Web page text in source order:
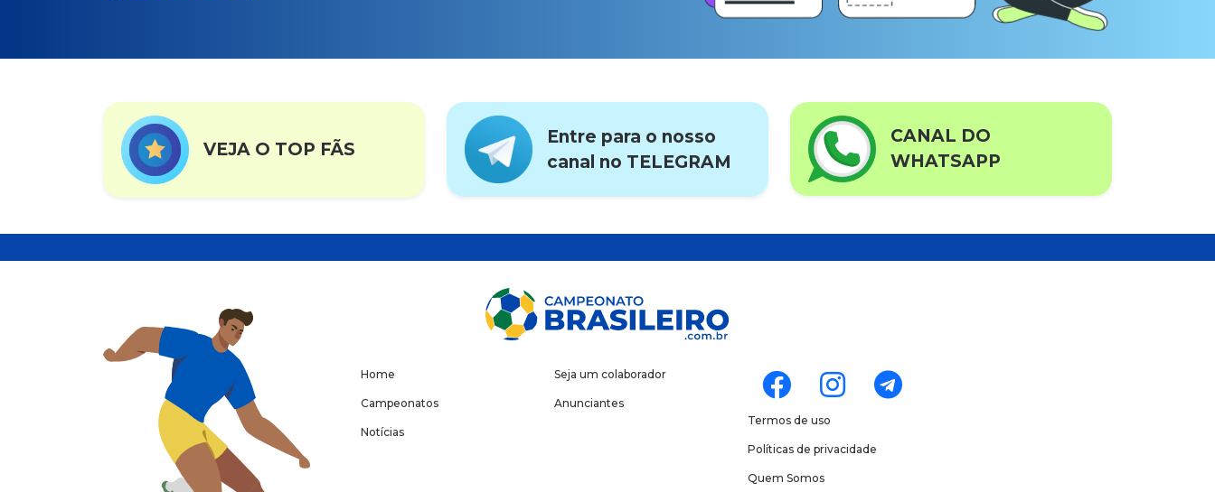
VEJA O TOP FÃS
Entre para o nosso
canal no TELEGRAM
CANAL DO
WHATSAPP
Home
Campeonatos
Notícias
Seja um colaborador
Anunciantes
Termos de uso
Políticas de privacidade
Quem Somos